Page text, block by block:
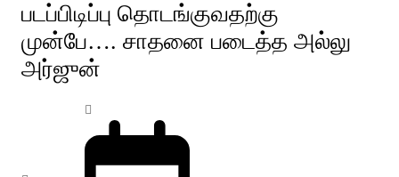
படப்பிடிப்பு தொடங்குவதற்கு
முன்பே…. சாதனை படைத்த அல்லு
அர்ஜுன்